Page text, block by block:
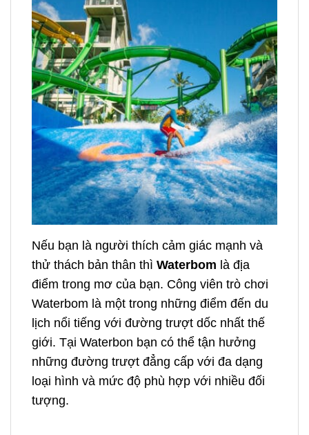
Nếu bạn là người thích cảm giác mạnh và
thử thách bản thân thì Waterbom là địa
điểm trong mơ của bạn. Công viên trò chơi
Waterbom là một trong những điểm đến du
lịch nổi tiếng với đường trượt dốc nhất thế
giới. Tại Waterbon bạn có thể tận hưởng
những đường trượt đẳng cấp với đa dạng
loại hình và mức độ phù hợp với nhiều đối
tượng.